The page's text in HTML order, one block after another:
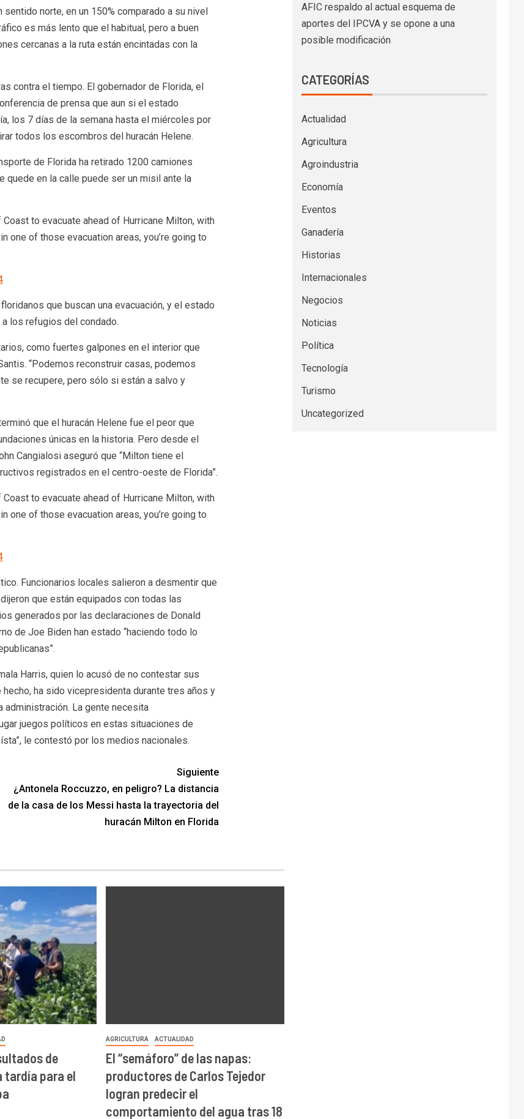
norte, en un 150% comparado a su nivel
es más lento que el habitual, pero a buen
cercanas a la ruta están encintadas con la
contra el tiempo. El gobernador de Florida, el
de prensa que aun si el estado
los 7 días de la semana hasta el miércoles por
todos los escombros del huracán Helene.
de Florida ha retirado 1200 camiones
quede en la calle puede ser un misil ante la
to evacuate ahead of Hurricane Milton, with
one of those evacuation areas, you’re going to
que buscan una evacuación, y el estado
los refugios del condado.
como fuertes galpones en el interior que
“Podemos reconstruir casas, podemos
se recupere, pero sólo si están a salvo y
que el huracán Helene fue el peor que
únicas en la historia. Pero desde el
Cangialosi aseguró que “Milton tiene el
registrados en el centro-oeste de Florida”.
to evacuate ahead of Hurricane Milton, with
one of those evacuation areas, you’re going to
Funcionarios locales salieron a desmentir que
que están equipados con todas las
generados por las declaraciones de Donald
de Joe Biden han estado “haciendo todo lo
Harris, quien lo acusó de no contestar sus
ha sido vicepresidenta durante tres años y
administración. La gente necesita
juegos políticos en estas situaciones de
le contestó por los medios nacionales.
Siguiente
¿Antonela Roccuzzo, en peligro? La distancia
de la casa de los Messi hasta la trayectoria del
huracán Milton en Florida
de
tardía para el
AGRICULTURA ACTUALIDAD
El “semáforo” de las napas:
productores de Carlos Tejedor
logran predecir el
comportamiento del agua tras 18
AFIC respaldo al actual esquema de
aportes del IPCVA y se opone a una
posible modificación
CATEGORÍAS
Actualidad
Agricultura
Agroindustria
Economía
Eventos
Ganadería
Historias
Internacionales
Negocios
Noticias
Política
Tecnología
Turismo
Uncategorized